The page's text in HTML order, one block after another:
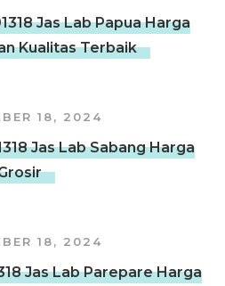
Jas Lab Papua Harga
Kualitas Terbaik
18, 2024
Jas Lab Sabang Harga
18, 2024
Jas Lab Parepare Harga